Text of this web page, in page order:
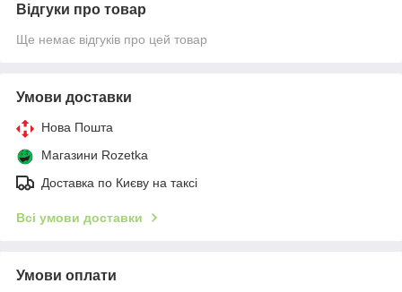
Відгуки про товар
Ще немає відгуків про цей товар
Умови доставки
Нова Пошта
Магазини Rozetka
Доставка по Києву на таксі
Всі умови доставки
Умови оплати